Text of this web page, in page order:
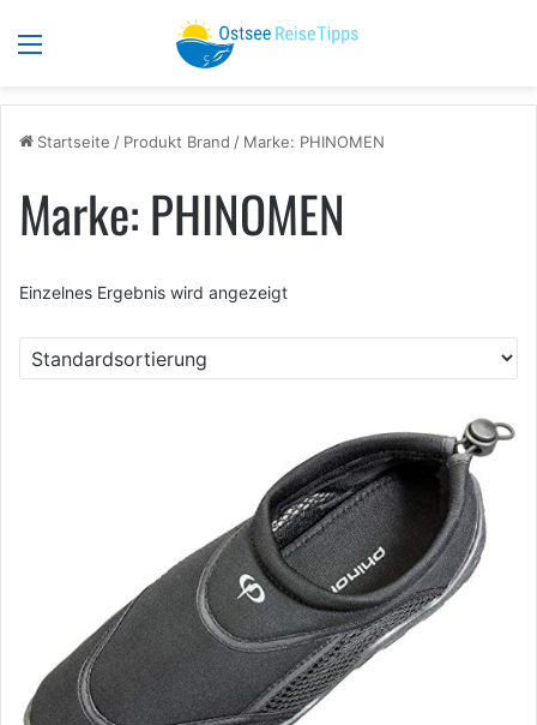
Menü
Startseite / Produkt Brand / Marke: PHINOMEN
Marke: PHINOMEN
Einzelnes Ergebnis wird angezeigt